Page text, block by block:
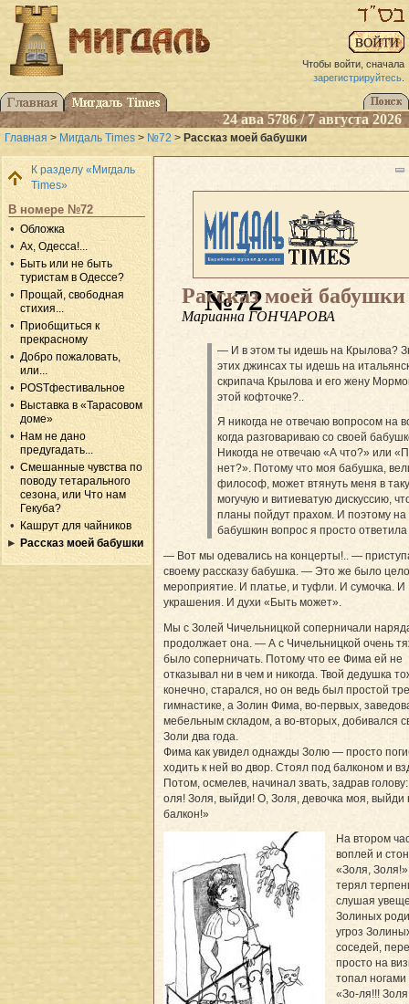
Чтобы войти, сначала
зарегистрируйтесь.
24 ава 5786 / 7 августа 2026
Главная > Мигдаль Times > №72 > Рассказ моей бабушки
К разделу «Мигдаль
Times»
В номере №72
Обложка
Ах, Одесса!...
Быть или не быть
туристам в Одессе?
Прощай, свободная
стихия...
Приобщиться к
прекрасному
Добро пожаловать,
или...
POSTфестивальное
Выставка в «Тарасовом
доме»
Нам не дано
предугадать...
Смешанные чувства по
поводу тетарального
сезона, или Что нам
Гекуба?
Кашрут для чайников
Рассказ моей бабушки
№72
Рассказ моей бабушки
Марианна ГОНЧАРОВА
— И в этом ты идешь на Крылова?
этих джинсах ты идешь на
скрипача Крылова и его жену
этой кофточке?..
Я никогда не отвечаю вопросом на
когда разговариваю со своей
Никогда не отвечаю «А что?» или
нет?». Потому что моя бабушка,
философ, может втянуть меня в
могучую и витиеватую дискуссию,
планы пойдут прахом. И поэтому на
бабушкин вопрос я просто
— Вот мы одевались на концерты!.. —
своему рассказу бабушка. — Это же было
мероприятие. И платье, и туфли. И сумочка. И
украшения. И духи «Быть может».
Мы с Золей Чичельницкой соперничали
продолжает она. — А с Чичельницкой очень
было соперничать. Потому что ее Фима ей не
отказывал ни в чем и никогда. Твой дедушка
конечно, старался, но он ведь был простой
гимнастике, а Золин Фима, во-первых,
мебельным складом, а во-вторых, добивался
Золи два года.
Фима как увидел однажды Золю — просто
ходить к ней во двор. Стоял под балконом и
Потом, осмелев, начинал звать, задрав
оля! Золя, выйди! О, Золя, девочка моя, выйди
балкон!»
На втором
воплей и
«Золя,
терял
слушая
Золиных
угроз
соседей,
просто на
топал
«Зо-ля!!!